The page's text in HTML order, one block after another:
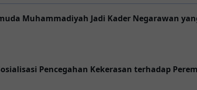
Muhammadiyah Jadi Kader Negarawan
Pencegahan Kekerasan terhadap